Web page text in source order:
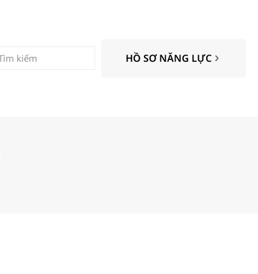
HỒ SƠ NĂNG LỰC